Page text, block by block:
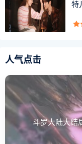
温她过往的作品。
特
人气点击
斗罗大陆大结